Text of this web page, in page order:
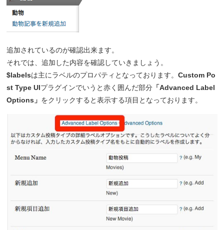
追加されているのが確認出来ます。
それでは、追加した内容を確認していきましょう。
$labelsは主にラベルのプロパティとなっております。 Custom Po
st Type UIプラグインでいうと赤く囲んだ部分 「Advanced Label
Options」 をクリックすると表示する項目となっております。